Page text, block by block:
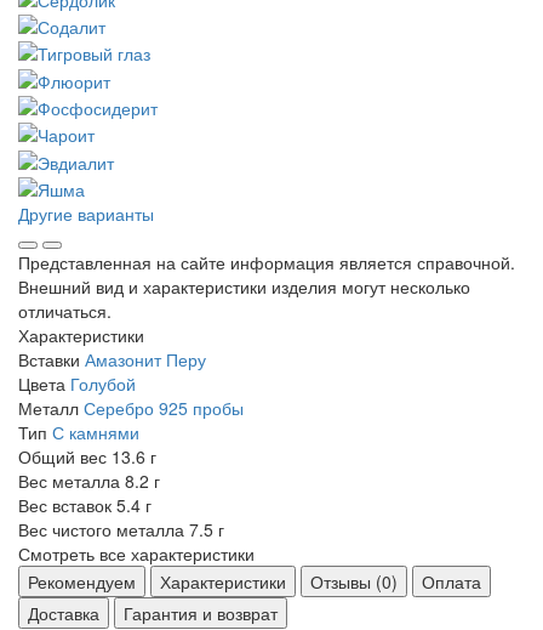
Другие варианты
Представленная на сайте информация является справочной.
Внешний вид и характеристики изделия могут несколько
отличаться.
Характеристики
Вставки Амазонит Перу
Цвета Голубой
Металл Серебро 925 пробы
Тип С камнями
Общий вес 13.6 г
Вес металла 8.2 г
Вес вставок 5.4 г
Вес чистого металла 7.5 г
Смотреть все характеристики
Рекомендуем
Характеристики Отзывы (0)
Оплата
Доставка
Гарантия и возврат